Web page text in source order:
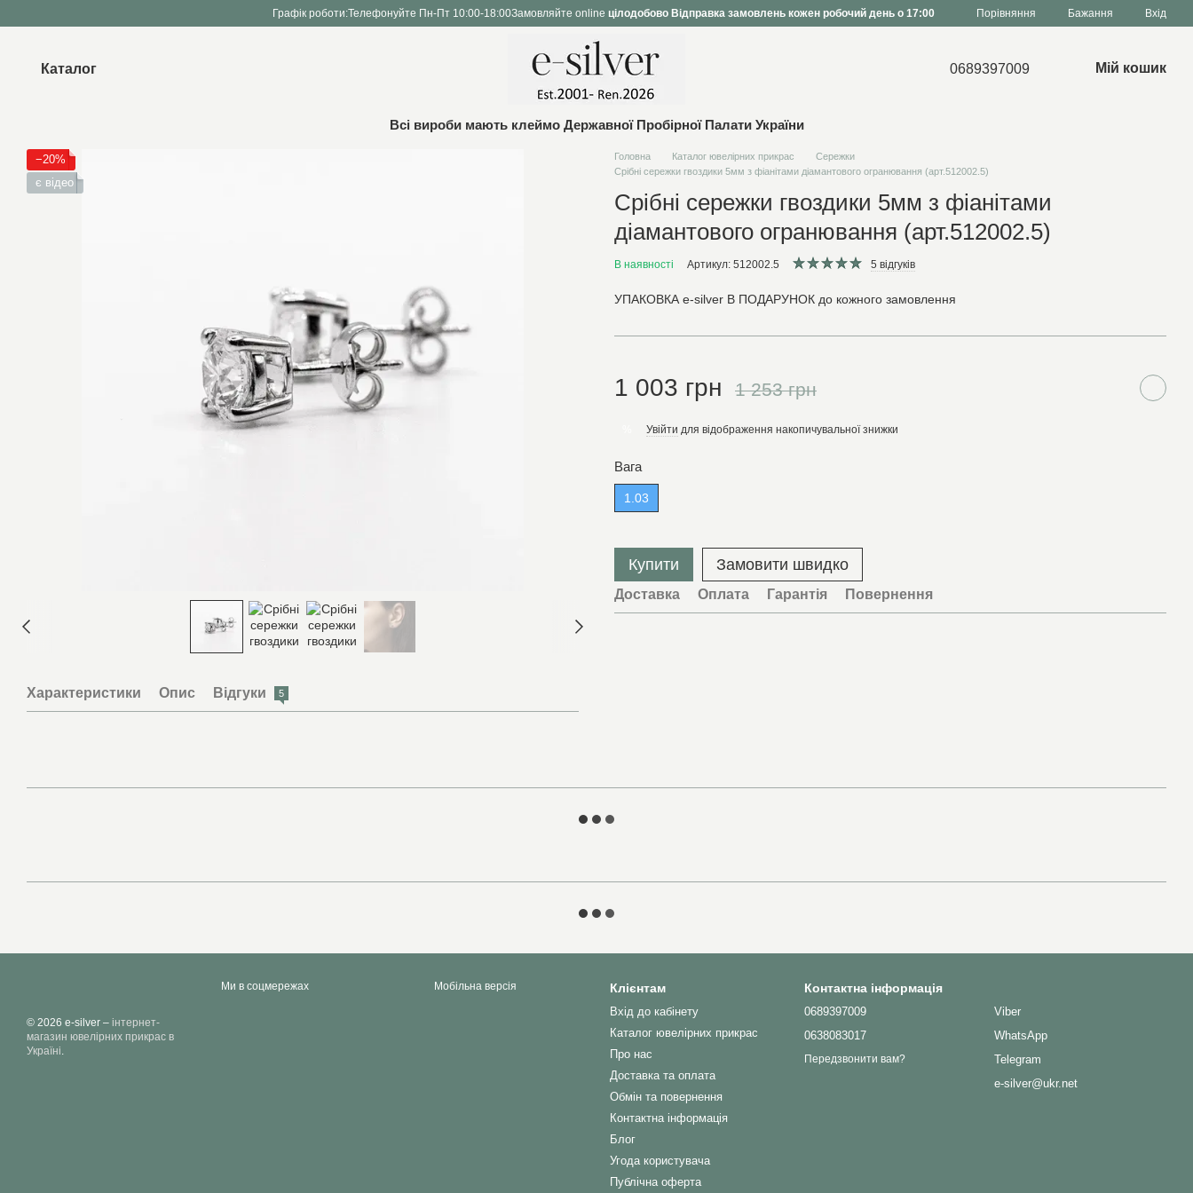
Графік роботи:Телефонуйте Пн-Пт 10:00-18:00Замовляйте online цілодобово Відправка замовлень кожен робочий день о 17:00 Порівняння Бажання Вхід
Каталог 0689397009 Мій кошик
Всі вироби мають клеймо Державної Пробірної Палати України
−20%
є відео
Характеристики Опис Відгуки 5
Головна Каталог ювелірних прикрас
Сережки
Срібні сережки гвоздики 5мм з фіанітами діамантового огранювання (арт.512002.5)
Срібні сережки гвоздики 5мм з фіанітами
діамантового огранювання (арт.512002.5)
В наявності Артикул: 512002.5 5 відгуків
УПАКОВКА e-silver В ПОДАРУНОК до кожного замовлення
1 003 грн 1 253 грн
Увійти для відображення накопичувальної знижки
Вага
1.03
Купити Замовити швидко
Доставка Оплата Гарантія Повернення
© 2026 e-silver – інтернет-
магазин ювелірних прикрас в
Україні.
Ми в соцмережах Мобільна версія Клієнтам
Вхід до кабінету
Каталог ювелірних прикрас
Про нас
Доставка та оплата
Обмін та повернення
Контактна інформація
Блог
Угода користувача
Публічна оферта
Контактна інформація
0689397009
0638083017
Передзвонити вам?
Viber
WhatsApp
Telegram
e-silver@ukr.net